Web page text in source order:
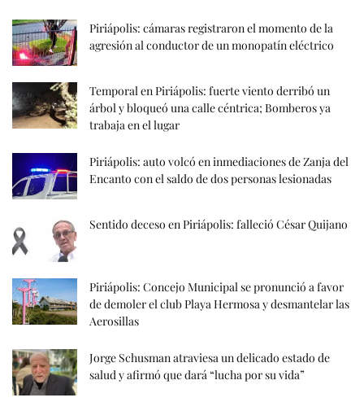
Piriápolis: cámaras registraron el momento de la
agresión al conductor de un monopatín eléctrico
Temporal en Piriápolis: fuerte viento derribó un
árbol y bloqueó una calle céntrica; Bomberos ya
trabaja en el lugar
Piriápolis: auto volcó en inmediaciones de Zanja del
Encanto con el saldo de dos personas lesionadas
Sentido deceso en Piriápolis: falleció César Quijano
Piriápolis: Concejo Municipal se pronunció a favor
de demoler el club Playa Hermosa y desmantelar las
Aerosillas
Jorge Schusman atraviesa un delicado estado de
salud y afirmó que dará “lucha por su vida”